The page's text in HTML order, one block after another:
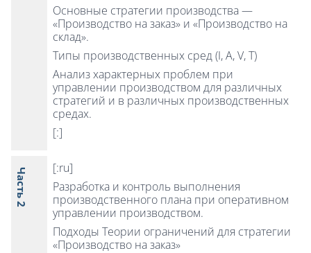
Основные стратегии производства —
«Производство на заказ» и «Производство на
склад».
Типы производственных сред (I, A, V, T)
Анализ характерных проблем при
управлении производством для различных
стратегий и в различных производственных
средах.
[:]
Часть 2
[:ru]
Разработка и контроль выполнения
производственного плана при оперативном
управлении производством.
Подходы Теории ограничений для стратегии
«Производство на заказ»